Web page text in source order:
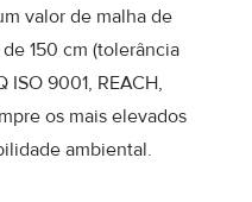
valor de malha de
150 cm (tolerância
ISO 9001, REACH,
os mais elevados
ambiental.